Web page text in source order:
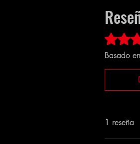
Obtuvo 5
Basado
1 reseña